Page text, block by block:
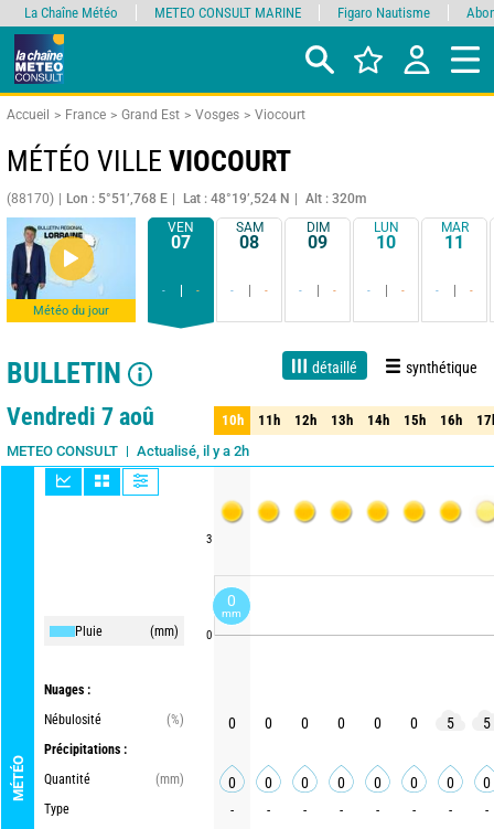
Accueil France Grand Est Vosges Viocourt
MÉTÉO VILLE VIOCOURT
(88170) Lon : 5°51’,768 E Lat : 48°19’,524 N Alt : 320m
Météo du jour
VEN
07
- -
SAM
08
- -
DIM
09
- -
LUN
10
- -
MAR
11
- -
BULLETIN détaillé synthétique
Live 1 jour 3 jours 15 jours Fiabilité 90%
Vendredi 7 aoû
METEO CONSULT Actualisé, il y a 2h
MÉTÉO
Pluie (mm)
Nuages :
Nébulosité
(%)
Précipitations :
Quantité
(mm)
Type
3
0
10h 11h 12h 13h 14h 15h 16h
10h 11h 12h 13h 14h 15h 16h
0 0 0 0 0 0 5 5
0 0 0 0 0 0 0 0
- - - - - - - -
La Chaîne Météo METEO CONSULT MARINE Figaro Nautisme
0
mm